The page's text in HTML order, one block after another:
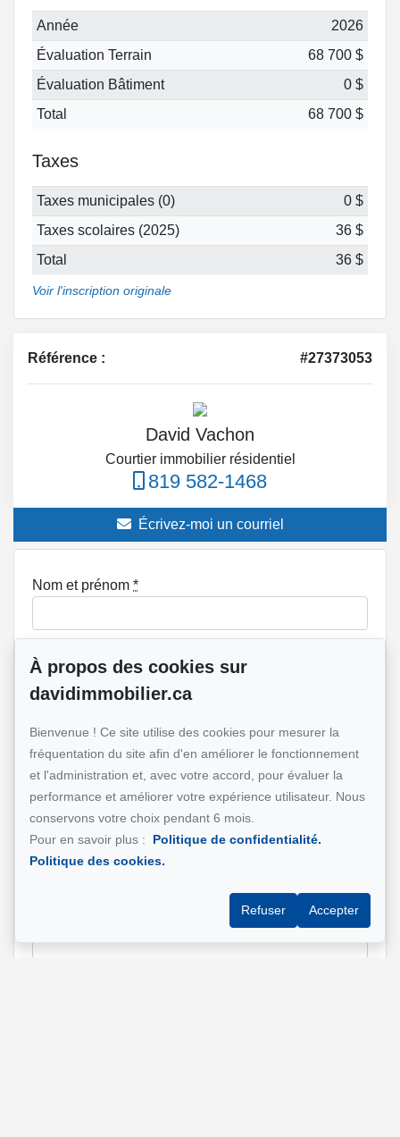
Année
2026
Évaluation Terrain
68 700 $
Évaluation Bâtiment
0 $
Total
68 700 $
Taxes
Taxes municipales (0)
0 $
Taxes scolaires (2025)
36 $
Total
36 $
Voir l'inscription originale
Référence : #27373053
David Vachon
Courtier immobilier résidentiel
819 582-1468
Écrivez-moi un courriel
Nom et prénom *
Téléphone*
Adresse e-mail*
Adresse de la propriété qui vous intéresse?
À propos des cookies sur
davidimmobilier.ca
Bienvenue ! Ce site utilise des cookies pour mesurer la
fréquentation du site afin d'en améliorer le fonctionnement
et l'administration et, avec votre accord, pour évaluer la
performance et améliorer votre expérience utilisateur. Nous
conservons votre choix pendant 6 mois.
Pour en savoir plus :
Politique de confidentialité.
Politique des cookies.
Refuser Accepter